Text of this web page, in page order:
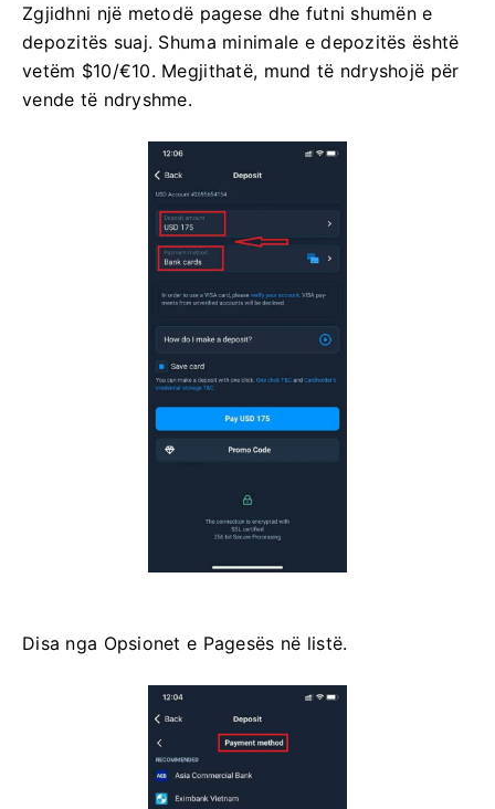
Zgjidhni një metodë pagese dhe futni shumën e
depozitës suaj. Shuma minimale e depozitës është
vetëm $10/€10. Megjithatë, mund të ndryshojë për
vende të ndryshme.
Disa nga Opsionet e Pagesës në listë.